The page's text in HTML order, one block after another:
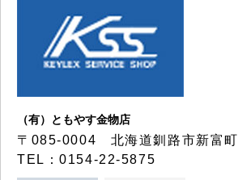
（有）ともやす金物店
〒085-0004 北海道釧路市新富
TEL：0154-22-5875